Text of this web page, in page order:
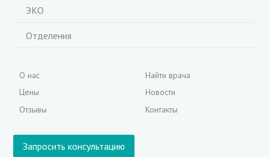
ЭКО
Отделения
О нас
Цены
Отзывы
Найти врача
Новости
Контакты
Запросить консультацию